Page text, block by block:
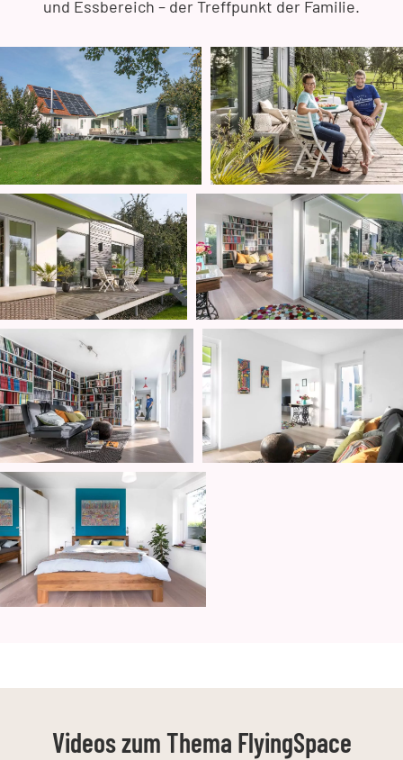
und Essbereich – der Treffpunkt der Familie.
Videos zum Thema FlyingSpace